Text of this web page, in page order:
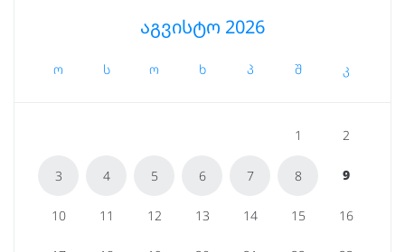
აგვისტო 2026
ო ს ო ხ პ შ კ
1 2
3 4 5 6 7 8 9
10 11 12 13 14 15 16